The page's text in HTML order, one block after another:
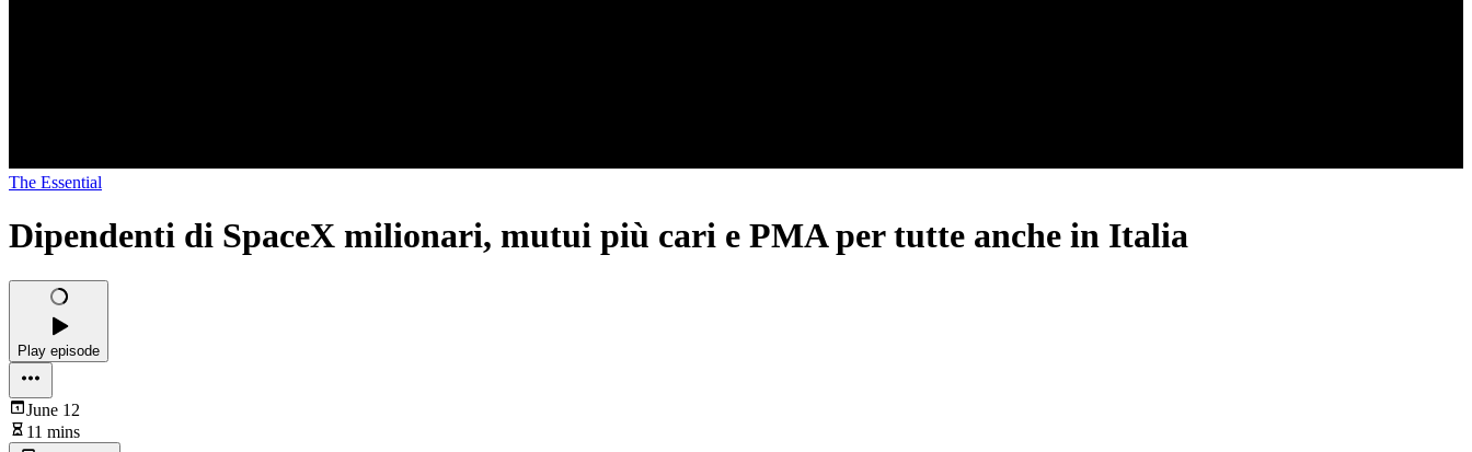
The Essential
Dipendenti di SpaceX milionari, mutui più cari e PMA per tutte anche in Italia
Play episode
June 12
11 mins